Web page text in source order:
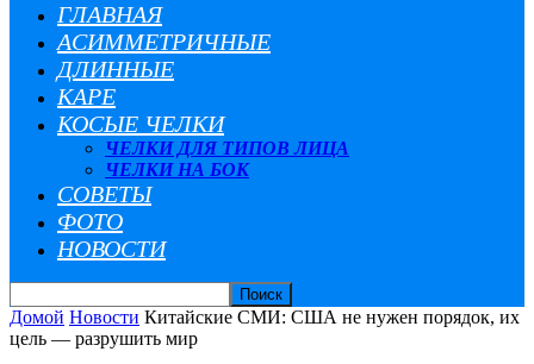
ГЛАВНАЯ
АСИММЕТРИЧНЫЕ
ДЛИННЫЕ
КАРЕ
КОСЫЕ ЧЕЛКИ
ЧЕЛКИ ДЛЯ ТИПОВ ЛИЦА
ЧЕЛКИ НА БОК
СОВЕТЫ
ФОТО
НОВОСТИ
Домой Новости Китайские СМИ: США не нужен порядок, их
цель — разрушить мир